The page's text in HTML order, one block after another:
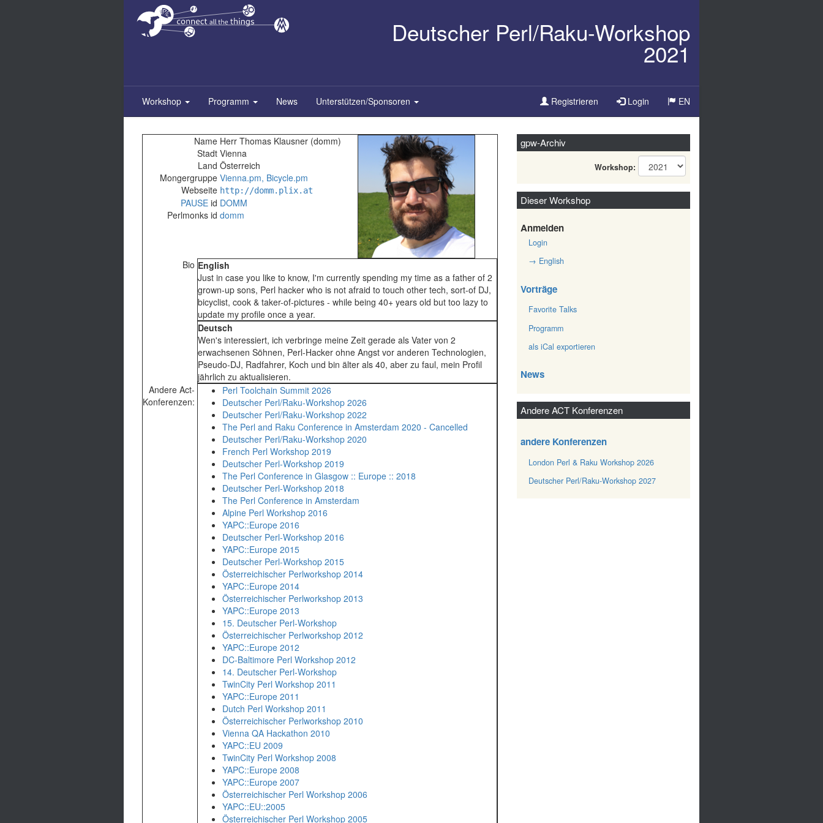
Inhalt
springen
Deutscher Perl/Raku-Workshop
2021
Workshop Programm News Unterstützen/Sponsoren Registrieren Login
Sprache
EN
Name Herr Thomas Klausner (‎domm‎)
Stadt Vienna
Land Österreich
Mongergruppe Vienna.pm, Bicycle.pm
Webseite http://domm.plix.at
PAUSEid DOMM
Perlmonks id domm
Bio English
Just in case you like to know, I'm currently spending my time as a father of 2
grown-up sons, Perl hacker who is not afraid to touch other tech, sort-of DJ,
bicyclist, cook & taker-of-pictures - while being 40+ years old but too lazy to
update my profile once a year.
Deutsch
Wen's interessiert, ich verbringe meine Zeit gerade als Vater von 2
erwachsenen Söhnen, Perl-Hacker ohne Angst vor anderen Technologien,
Pseudo-DJ, Radfahrer, Koch und bin älter als 40, aber zu faul, mein Profil
jährlich zu aktualisieren.
Andere Act-
Konferenzen:
Perl Toolchain Summit 2026
Deutscher Perl/Raku-Workshop 2026
Deutscher Perl/Raku-Workshop 2022
The Perl and Raku Conference in Amsterdam 2020 - Cancelled
Deutscher Perl/Raku-Workshop 2020
French Perl Workshop 2019
Deutscher Perl-Workshop 2019
The Perl Conference in Glasgow :: Europe :: 2018
Deutscher Perl-Workshop 2018
The Perl Conference in Amsterdam
Alpine Perl Workshop 2016
YAPC::Europe 2016
Deutscher Perl-Workshop 2016
YAPC::Europe 2015
Deutscher Perl-Workshop 2015
Österreichischer Perlworkshop 2014
YAPC::Europe 2014
Österreichischer Perlworkshop 2013
YAPC::Europe 2013
15. Deutscher Perl-Workshop
Österreichischer Perlworkshop 2012
YAPC::Europe 2012
DC-Baltimore Perl Workshop 2012
14. Deutscher Perl-Workshop
TwinCity Perl Workshop 2011
YAPC::Europe 2011
Dutch Perl Workshop 2011
Österreichischer Perlworkshop 2010
Vienna QA Hackathon 2010
YAPC::EU 2009
TwinCity Perl Workshop 2008
YAPC::Europe 2008
YAPC::Europe 2007
Österreichischer Perl Workshop 2006
YAPC::EU::2005
Österreichischer Perl Workshop 2005
gpw-Archiv
Workshop:
Dieser Workshop
Anmelden
Login
→ English
Vorträge
Favorite Talks
Programm
als iCal exportieren
News
Andere ACT Konferenzen
andere Konferenzen
London Perl & Raku Workshop 2026
Deutscher Perl/Raku-Workshop 2027